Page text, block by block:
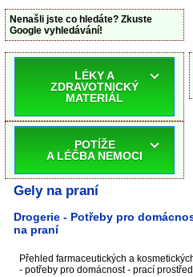
Nenašli jste co hledáte? Zkuste
Google vyhledávání!
LÉKY A
ZDRAVOTNICKÝ
MATERIÁL
POTÍŽE
A LÉČBA NEMOCI
Gely na praní
Drogerie - Potřeby pro
na praní
Přehled farmaceutických a
- potřeby pro domácnost - prací